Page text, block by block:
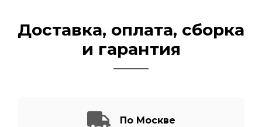
Доставка, оплата, сборка
и гарантия
По Москве